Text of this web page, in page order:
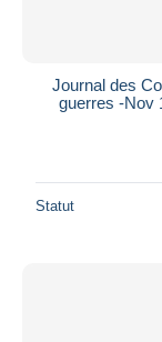
Journal des
guerres -Nov
Statut